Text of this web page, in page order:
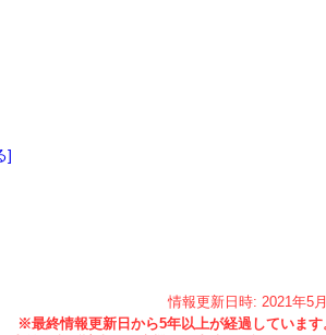
]
情報更新日時: 2021年5月